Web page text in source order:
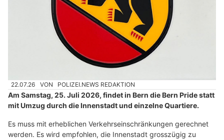
22.07.26 VON POLIZEI.NEWS REDAKTION
Am Samstag, 25. Juli 2026, findet in Bern die Bern Pride statt
mit Umzug durch die Innenstadt und einzelne Quartiere.
Es muss mit erheblichen Verkehrseinschränkungen gerechnet
werden. Es wird empfohlen, die Innenstadt grosszügig zu